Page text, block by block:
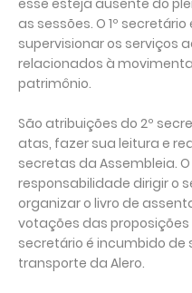
esse esteja ausente do
as sessões. O 1º
supervisionar os serviços
relacionados à
patrimônio.
São atribuições do 2º
atas, fazer sua leitura e
secretas da Assembleia.
responsabilidade dirigir o
organizar o livro de
votações das
secretário é incumbido de
transporte da Alero.